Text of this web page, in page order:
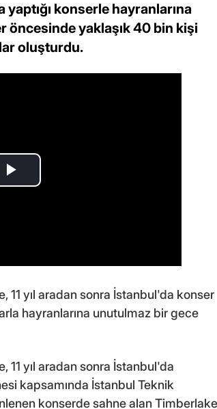
konserle hayranlarına
öncesinde yaklaşık 40 bin kişi
oluşturdu.
11 yıl aradan sonra İstanbul'da konser
hayranlarına unutulmaz bir gece
11 yıl aradan sonra İstanbul'da
kapsamında İstanbul Teknik
konserde sahne alan